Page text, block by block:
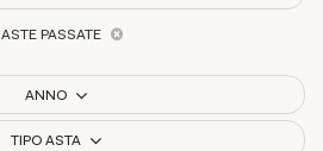
ASTE PASSATE
ANNO
TIPO ASTA